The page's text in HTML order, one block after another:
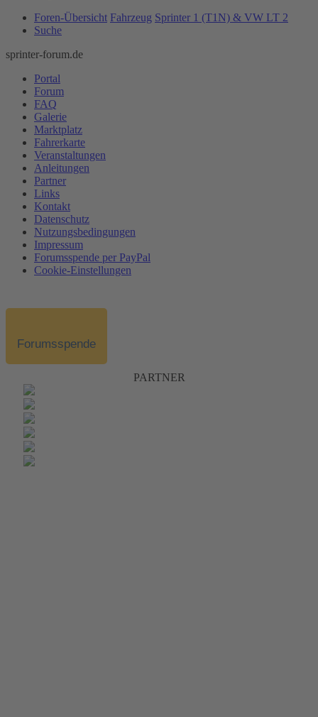
Foren-Übersicht Fahrzeug Sprinter 1 (T1N) & VW LT 2
Suche
sprinter-forum.de
Portal
Forum
FAQ
Galerie
Marktplatz
Fahrerkarte
Veranstaltungen
Anleitungen
Partner
Links
Kontakt
Datenschutz
Nutzungsbedingungen
Impressum
Forumsspende per PayPal
Cookie-Einstellungen
Forumsspende
PARTNER